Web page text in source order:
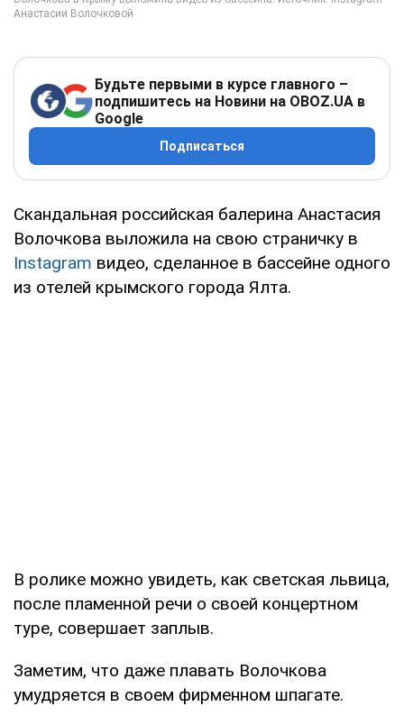
Будьте первыми в курсе главного –
подпишитесь на Новини на OBOZ.UA в
Google
Подписаться
Скандальная российская балерина Анастасия
Волочкова выложила на свою страничку в
Instagram видео, сделанное в бассейне одного
из отелей крымского города Ялта.
В ролике можно увидеть, как светская львица,
после пламенной речи о своей концертном
туре, совершает заплыв.
Заметим, что даже плавать Волочкова
умудряется в своем фирменном шпагате.